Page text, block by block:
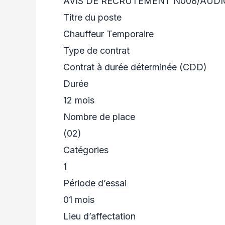
Titre du poste
Chauffeur Temporaire
Type de contrat
Contrat à durée déterminée (CDD)
Durée
12 mois
Nombre de place
(02)
Catégories
1
Période d’essai
01 mois
Lieu d’affectation